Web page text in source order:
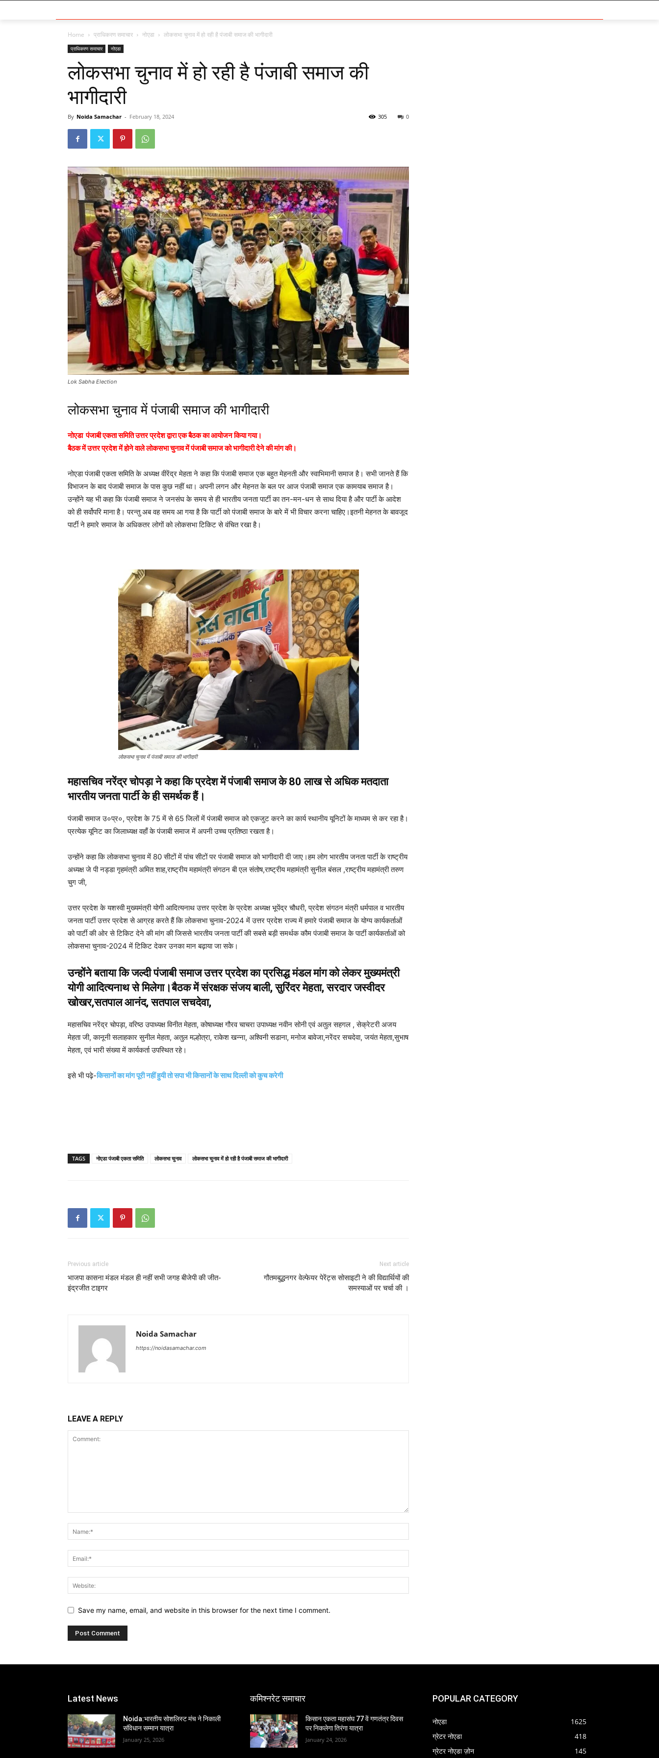
Home प्राधिकरण समाचार नोएडा लोकसभा चुनाव में हो रही है पंजाबी समाज की भागीदारी
प्राधिकरण समाचार नोएडा
लोकसभा चुनाव में हो रही है पंजाबी समाज की
भागीदारी
By Noida Samachar - February 18, 2024 0
305
Lok Sabha Election
लोकसभा चुनाव में पंजाबी समाज की भागीदारी
नोएडा पंजाबी एकता समिति उत्तर प्रदेश द्वारा एक बैठक का आयोजन किया गया।
बैठक में उत्तर प्रदेश में होने वाले लोकसभा चुनाव में पंजाबी समाज को भागीदारी देने की मांग की।
नोएडा पंजाबी एकता समिति के अध्यक्ष वीरेंद्र मेहता ने कहा कि पंजाबी समाज एक बहुत मेहनती और स्वाभिमानी समाज है। सभी जानते हैं कि
विभाजन के बाद पंजाबी समाज के पास कुछ नहीं था। अपनी लगन और मेहनत के बल पर आज पंजाबी समाज एक कामयाब समाज है।
उन्होंने यह भी कहा कि पंजाबी समाज ने जनसंघ के समय से ही भारतीय जनता पार्टी का तन-मन-धन से साथ दिया है और पार्टी के आदेश
को ही सर्वोपरि माना है। परन्तु अब वह समय आ गया है कि पार्टी को पंजाबी समाज के बारे में भी विचार करना चाहिए।इतनी मेहनत के बावजूद
पार्टी ने हमारे समाज के अधिकतर लोगों को लोकसभा टिकिट से वंचित रखा है।
लोकसभा चुनाव में पंजाबी समाज की भागीदारी
महासचिव नरेंद्र चोपड़ा ने कहा कि प्रदेश में पंजाबी समाज के 80 लाख से अधिक मतदाता
भारतीय जनता पार्टी के ही समर्थक हैं।
पंजाबी समाज उ०प्र०, प्रदेश के 75 में से 65 जिलों में पंजाबी समाज को एकजुट करने का कार्य स्थानीय यूनिटों के माध्यम से कर रहा है।
प्रत्येक यूनिट का जिलाध्यक्ष वहाँ के पंजाबी समाज में अपनी उच्च प्रतिष्ठा रखता है।
उन्होंने कहा कि लोकसभा चुनाव में 80 सीटों में पांच सीटों पर पंजाबी समाज को भागीदारी दी जाए।हम लोग भारतीय जनता पार्टी के राष्ट्रीय
अध्यक्ष जे पी नड्डा गृहमंत्री अमित शाह,राष्ट्रीय महामंत्री संगठन बी एल संतोष,राष्ट्रीय महामंत्री सुनील बंसल ,राष्ट्रीय महामंत्री तरुण
चुग जी,
उत्तर प्रदेश के यशस्वी मुख्यमंत्री योगी आदित्यनाथ उत्तर प्रदेश के प्रदेश अध्यक्ष भूपेंद्र चौधरी, प्रदेश संगठन मंत्री धर्मपाल व भारतीय
जनता पार्टी उत्तर प्रदेश से आग्रह करते हैं कि लोकसभा चुनाव-2024 में उत्तर प्रदेश राज्य में हमारे पंजाबी समाज के योग्य कार्यकर्ताओं
को पार्टी की ओर से टिकिट देने की मांग की जिससे भारतीय जनता पार्टी की सबसे बड़ी समर्थक कौम पंजाबी समाज के पार्टी कार्यकर्ताओं को
लोकसभा चुनाव-2024 में टिकिट देकर उनका मान बढ़ाया जा सके।
उन्होंने बताया कि जल्दी पंजाबी समाज उत्तर प्रदेश का प्रसिद्ध मंडल मांग को लेकर मुख्यमंत्री
योगी आदित्यनाथ से मिलेगा।बैठक में संरक्षक संजय बाली, सुरिंदर मेहता, सरदार जस्वीदर
खोखर,सतपाल आनंद, सतपाल सचदेवा,
महासचिव नरेंद्र चोपड़ा, वरिष्ठ उपाध्यक्ष विनीत मेहता, कोषाध्यक्ष गौरव चाचरा उपाध्यक्ष नवीन सोनी एवं अतुल सहगल , सेक्रेटरी अजय
मेहता जी, कानूनी सलाहकार सुनील मेहता, अतुल मल्होत्रा, राकेश खन्ना, अश्विनी सडाना, मनोज बावेजा,नरेंदर सचदेवा, जयंत मेहता,सुभाष
मेहता, एवं भारी संख्या में कार्यकर्ता उपस्थित रहे।
इसे भी पढ़े-किसानों का मांग पूरी नहीं हुयी तो सपा भी किसानों के साथ दिल्ली को कुच करेगी
TAGS नोएडा पंजाबी एकता समिति लोकसभा चुनाव लोकसभा चुनाव में हो रही है पंजाबी समाज की भागीदारी
Previous article
भाजपा कासना मंडल मंडल ही नहीं सभी जगह बीजेपी की जीत-
इंद्रजीत टाइगर
Next article
गौतमबुद्धनगर वेल्फेयर पेरेंट्स सोसाइटी ने की विद्यार्थियों की
समस्याओं पर चर्चा की ।
Noida Samachar
https://noidasamachar.com
LEAVE A REPLY
Save my name, email, and website in this browser for the next time I comment.
Latest News
Noida:भारतीय सोशलिस्ट मंच ने निकाली
संविधान सम्मान यात्रा
January 25, 2026
कमिश्नरेट समाचार
किसान एकता महासंघ 77 वें गणतंत्र दिवस
पर निकलेगा तिरंगा यात्रा
January 24, 2026
POPULAR CATEGORY
नोएडा
1625
ग्रेटर नोएडा
418
ग्रेटर नोएडा ज़ोन
145